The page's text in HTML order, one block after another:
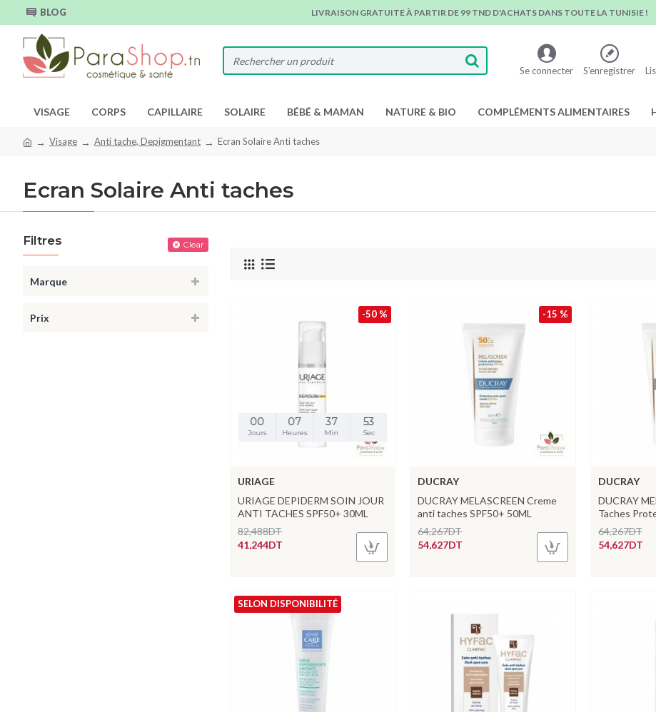
BLOG LIVRAISON GRATUITE À PARTIR DE 99 TND D'ACHATS DANS TOUTE LA TUNISIE !
Se connecter S'enregistrer
VISAGE CORPS CAPILLAIRE SOLAIRE BÉBÉ & MAMAN NATURE & BIO COMPLÉMENTS ALIMENTAIRES
Visage Anti tache, Depigmentant Ecran Solaire Anti taches
Ecran Solaire Anti taches
Filtres Clear
Prix
Marque
-50 %
00
Jours
07
Heures
37
Min
52
Sec
URIAGE
URIAGE DEPIDERM SOIN JOUR
ANTI TACHES SPF50+ 30ML
41,244DT
82,488DT
-15 %
DUCRAY
DUCRAY MELASCREEN Creme
anti taches SPF50+ 50ML
54,627DT
64,267DT
DUCRAY
DUCRAY
Taches
54,627DT
64,267DT
SELON DISPONIBILITÉ